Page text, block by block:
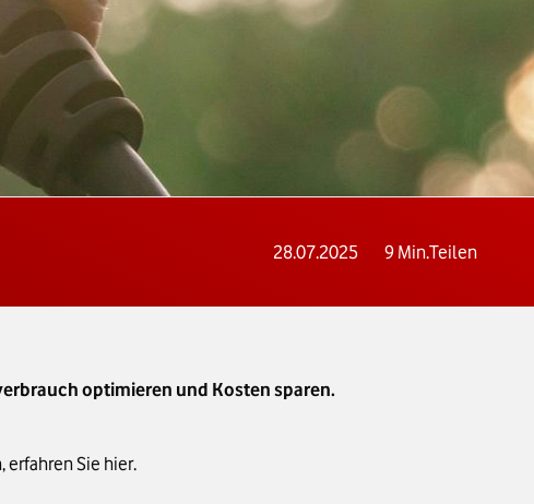
28.07.2025 9Min.Teilen
optimieren und Kosten sparen.
Sie hier.